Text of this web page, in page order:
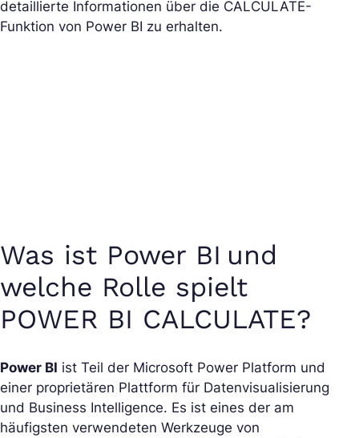
detaillierte Informationen über die CALCULATE-
Funktion von Power BI zu erhalten.
Was ist Power BI und
welche Rolle spielt
POWER BI CALCULATE?
Power BI ist Teil der Microsoft Power Platform und
einer proprietären Plattform für Datenvisualisierung
und Business Intelligence. Es ist eines der am
häufigsten verwendeten Werkzeuge von